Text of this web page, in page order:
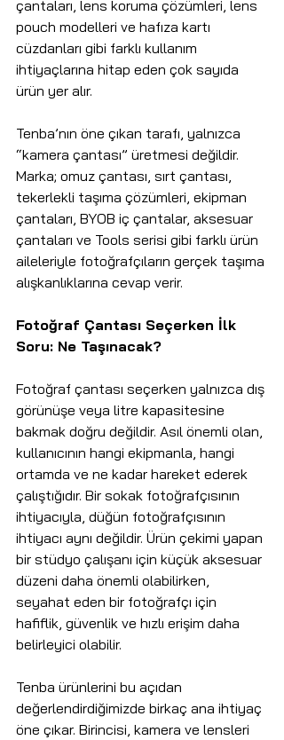
çantaları, lens koruma çözümleri, lens
pouch modelleri ve hafıza kartı
cüzdanları gibi farklı kullanım
ihtiyaçlarına hitap eden çok sayıda
ürün yer alır.
Tenba’nın öne çıkan tarafı, yalnızca
“kamera çantası” üretmesi değildir.
Marka; omuz çantası, sırt çantası,
tekerlekli taşıma çözümleri, ekipman
çantaları, BYOB iç çantalar, aksesuar
çantaları ve Tools serisi gibi farklı ürün
aileleriyle fotoğrafçıların gerçek taşıma
alışkanlıklarına cevap verir.
Fotoğraf Çantası Seçerken İlk
Soru: Ne Taşınacak?
Fotoğraf çantası seçerken yalnızca dış
görünüşe veya litre kapasitesine
bakmak doğru değildir. Asıl önemli olan,
kullanıcının hangi ekipmanla, hangi
ortamda ve ne kadar hareket ederek
çalıştığıdır. Bir sokak fotoğrafçısının
ihtiyacıyla, düğün fotoğrafçısının
ihtiyacı aynı değildir. Ürün çekimi yapan
bir stüdyo çalışanı için küçük aksesuar
düzeni daha önemli olabilirken,
seyahat eden bir fotoğrafçı için
hafiflik, güvenlik ve hızlı erişim daha
belirleyici olabilir.
Tenba ürünlerini bu açıdan
değerlendirdiğimizde birkaç ana ihtiyaç
öne çıkar. Birincisi, kamera ve lensleri